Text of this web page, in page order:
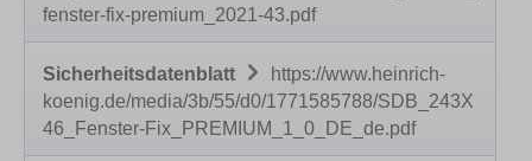
fenster-fix-premium_2021-43.pdf
Sicherheitsdatenblatt
https://www.heinrich-
koenig.de/media/3b/55/d0/1771585788/SDB_243X
46_Fenster-Fix_PREMIUM_1_0_DE_de.pdf